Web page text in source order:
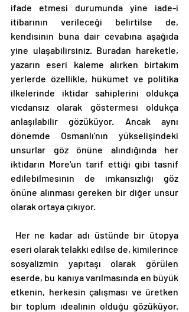
ifade etmesi durumunda yine iade-i
itibarının verileceği belirtilse de,
kendisinin buna dair cevabına aşağıda
yine ulaşabilirsiniz. Buradan hareketle,
yazarın eseri kaleme alırken birtakım
yerlerde özellikle, hükümet ve politika
ilkelerinde iktidar sahiplerini oldukça
vicdansız olarak göstermesi oldukça
anlaşılabilir gözüküyor. Ancak aynı
dönemde Osmanlı'nın yükselişindeki
unsurlar göz önüne alındığında her
iktidarın More'un tarif ettiği gibi tasnif
edilebilmesinin de imkansızlığı göz
önüne alınması gereken bir diğer unsur
olarak ortaya çıkıyor.
eseri olarak telakki edilse de, kimilerince
sosyalizmin yapıtaşı olarak görülen
eserde, bu kanıya varılmasında en büyük
etkenin, herkesin çalışması ve üretken
bir toplum idealinin olduğu gözüküyor.